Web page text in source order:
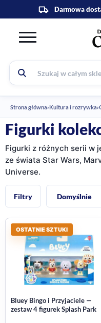
Strona główna›Kultura i rozrywka›
Figurki
Figurki z różnych serii w
ze świata Star Wars,
Universe.
Filtry
Sortuj:
OSTATNIE SZTUKI
Bluey Bingo i Przyjaciele —
zestaw 4 figurek Splash Park